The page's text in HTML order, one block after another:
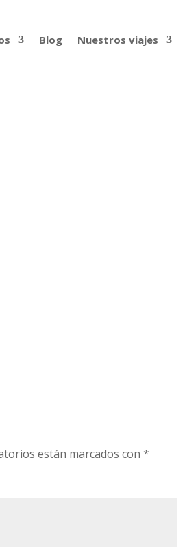
Blog Nuestros viajes
están marcados con*